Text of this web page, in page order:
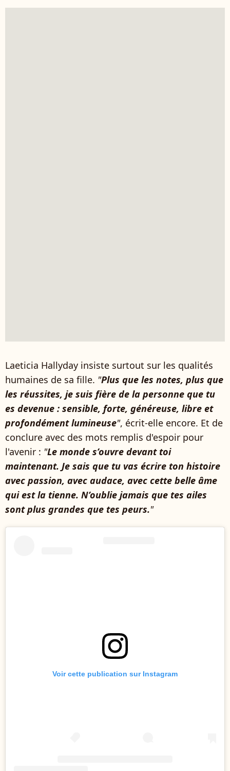
Laeticia Hallyday insiste surtout sur les qualités
humaines de sa fille. "Plus que les notes, plus que
les réussites, je suis fière de la personne que tu
es devenue : sensible, forte, généreuse, libre et
profondément lumineuse", écrit-elle encore. Et de
conclure avec des mots remplis d'espoir pour
l'avenir : "Le monde s’ouvre devant toi
maintenant. Je sais que tu vas écrire ton histoire
avec passion, avec audace, avec cette belle âme
qui est la tienne. N’oublie jamais que tes ailes
sont plus grandes que tes peurs."
Voir cette publication sur Instagram